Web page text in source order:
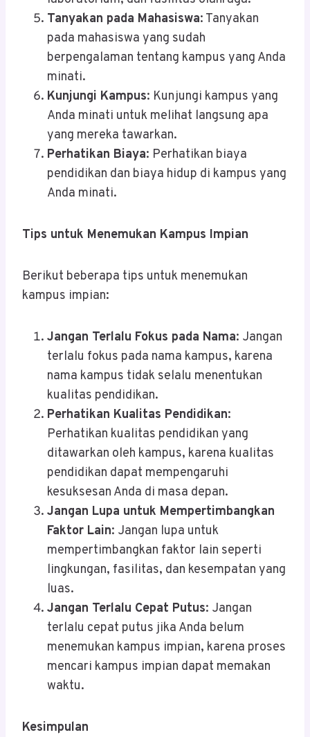
Tanyakan pada Mahasiswa: Tanyakan
pada mahasiswa yang sudah
berpengalaman tentang kampus yang Anda
minati.
Kunjungi Kampus: Kunjungi kampus yang
Anda minati untuk melihat langsung apa
yang mereka tawarkan.
Perhatikan Biaya: Perhatikan biaya
pendidikan dan biaya hidup di kampus yang
Anda minati.
Tips untuk Menemukan Kampus Impian
Berikut beberapa tips untuk menemukan
kampus impian:
Jangan Terlalu Fokus pada Nama: Jangan
terlalu fokus pada nama kampus, karena
nama kampus tidak selalu menentukan
kualitas pendidikan.
Perhatikan Kualitas Pendidikan:
Perhatikan kualitas pendidikan yang
ditawarkan oleh kampus, karena kualitas
pendidikan dapat mempengaruhi
kesuksesan Anda di masa depan.
Jangan Lupa untuk Mempertimbangkan
Faktor Lain: Jangan lupa untuk
mempertimbangkan faktor lain seperti
lingkungan, fasilitas, dan kesempatan yang
luas.
Jangan Terlalu Cepat Putus: Jangan
terlalu cepat putus jika Anda belum
menemukan kampus impian, karena proses
mencari kampus impian dapat memakan
waktu.
Kesimpulan